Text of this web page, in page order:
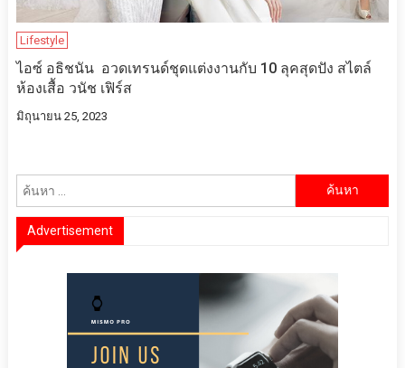
Lifestyle
ไอซ์ อธิชนัน อวดเทรนด์ชุดแต่งงานกับ 10 ลุคสุดปัง สไตล์
ห้องเสื้อ วนัช เฟิร์ส
มิถุนายน 25, 2023
Advertisement